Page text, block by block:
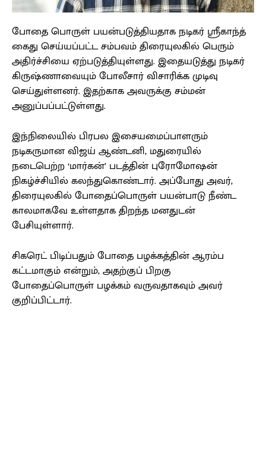
போதை பொருள் பயன்படுத்தியதாக நடிகர் ஸ்ரீகாந்த்
கைது செய்யப்பட்ட சம்பவம் திரையுலகில் பெரும்
அதிர்ச்சியை ஏற்படுத்தியுள்ளது. இதையடுத்து நடிகர்
கிருஷ்ணாவையும் போலீசார் விசாரிக்க முடிவு
செய்துள்ளனர். இதற்காக அவருக்கு சம்மன்
அனுப்பப்பட்டுள்ளது.
இந்நிலையில் பிரபல இசையமைப்பாளரும்
நடிகருமான விஜய் ஆண்டனி, மதுரையில்
நடைபெற்ற ‘மார்கன்’ படத்தின் புரோமோஷன்
நிகழ்ச்சியில் கலந்துகொண்டார். அப்போது அவர்,
திரையுலகில் போதைப்பொருள் பயன்பாடு நீண்ட
காலமாகவே உள்ளதாக திறந்த மனதுடன்
பேசியுள்ளார்.
சிகரெட் பிடிப்பதும் போதை பழக்கத்தின் ஆரம்ப
கட்டமாகும் என்றும், அதற்குப் பிறகு
போதைப்பொருள் பழக்கம் வருவதாகவும் அவர்
குறிப்பிட்டார்.